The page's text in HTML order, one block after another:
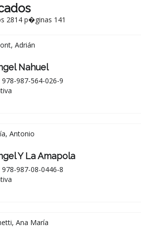
2814 p�ginas 141
Adrián
Nahuel
978-987-564-026-9
Antonio
Y La Amapola
978-987-08-0446-8
Ana María